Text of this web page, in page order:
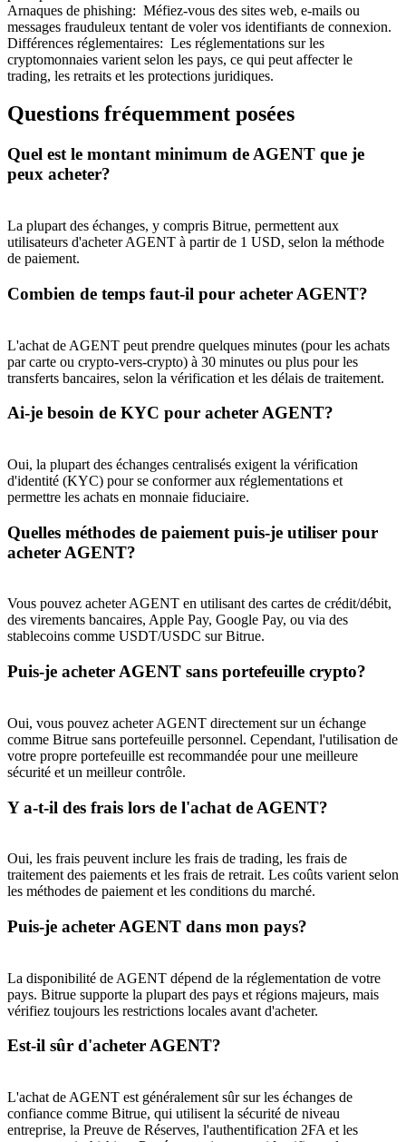
Arnaques de phishing: Méfiez-vous des sites web, e-mails ou
messages frauduleux tentant de voler vos identifiants de connexion.
Différences réglementaires: Les réglementations sur les
cryptomonnaies varient selon les pays, ce qui peut affecter le
trading, les retraits et les protections juridiques.
Questions fréquemment posées
Quel est le montant minimum de AGENT que je
peux acheter?
La plupart des échanges, y compris Bitrue, permettent aux
utilisateurs d'acheter AGENT à partir de 1 USD, selon la méthode
de paiement.
Combien de temps faut-il pour acheter AGENT?
L'achat de AGENT peut prendre quelques minutes (pour les achats
par carte ou crypto-vers-crypto) à 30 minutes ou plus pour les
transferts bancaires, selon la vérification et les délais de traitement.
Ai-je besoin de KYC pour acheter AGENT?
Oui, la plupart des échanges centralisés exigent la vérification
d'identité (KYC) pour se conformer aux réglementations et
permettre les achats en monnaie fiduciaire.
Quelles méthodes de paiement puis-je utiliser pour
acheter AGENT?
Vous pouvez acheter AGENT en utilisant des cartes de crédit/débit,
des virements bancaires, Apple Pay, Google Pay, ou via des
stablecoins comme USDT/USDC sur Bitrue.
Puis-je acheter AGENT sans portefeuille crypto?
Oui, vous pouvez acheter AGENT directement sur un échange
comme Bitrue sans portefeuille personnel. Cependant, l'utilisation de
votre propre portefeuille est recommandée pour une meilleure
sécurité et un meilleur contrôle.
Y a-t-il des frais lors de l'achat de AGENT?
Oui, les frais peuvent inclure les frais de trading, les frais de
traitement des paiements et les frais de retrait. Les coûts varient selon
les méthodes de paiement et les conditions du marché.
Puis-je acheter AGENT dans mon pays?
La disponibilité de AGENT dépend de la réglementation de votre
pays. Bitrue supporte la plupart des pays et régions majeurs, mais
vérifiez toujours les restrictions locales avant d'acheter.
Est-il sûr d'acheter AGENT?
L'achat de AGENT est généralement sûr sur les échanges de
confiance comme Bitrue, qui utilisent la sécurité de niveau
entreprise, la Preuve de Réserves, l'authentification 2FA et les